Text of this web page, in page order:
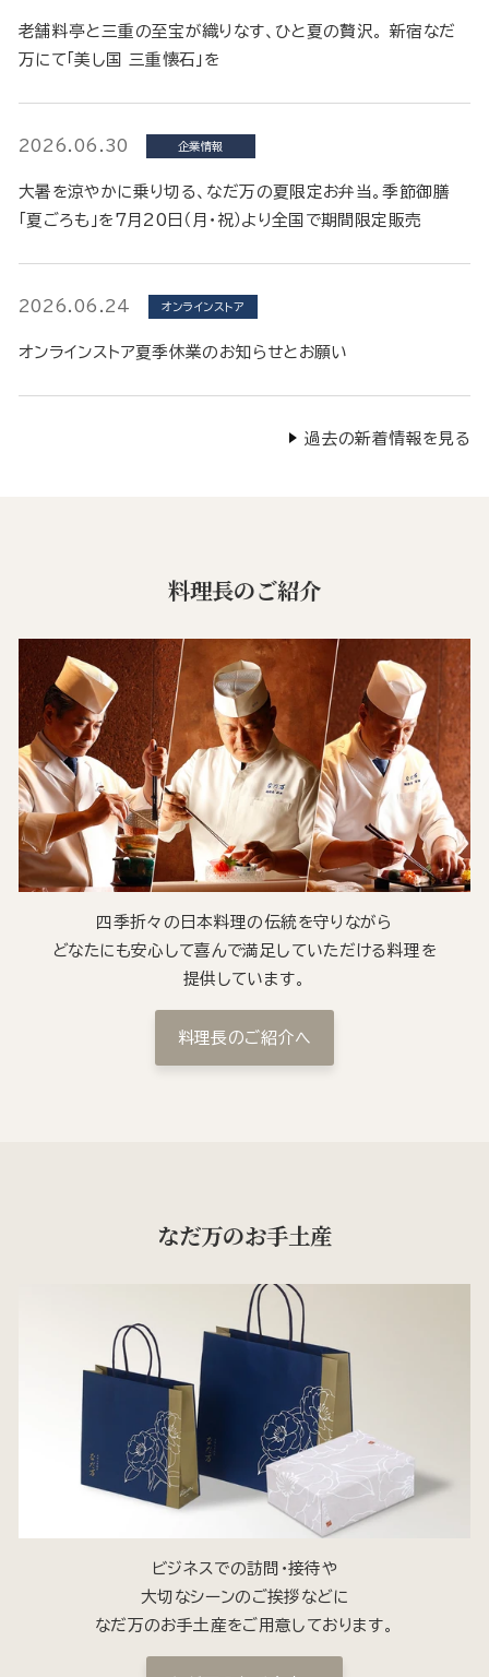
老舗料亭と三重の至宝が織りなす、ひと夏の贅沢。 新宿なだ
万にて「美し国 三重懐石」を
2026.06.30 企業情報
大暑を涼やかに乗り切る、なだ万の夏限定お弁当。季節御膳
「夏ごろも」を7月20日（月・祝）より全国で期間限定販売
2026.06.24 オンラインストア
オンラインストア夏季休業のお知らせとお願い
過去の新着情報を見る
料理長のご紹介
四季折々の日本料理の伝統を守りながら
どなたにも安心して喜んで満足していただける料理を
提供しています。
料理長のご紹介へ
なだ万のお手土産
ビジネスでの訪問・接待や
大切なシーンのご挨拶などに
なだ万のお手土産をご用意しております。